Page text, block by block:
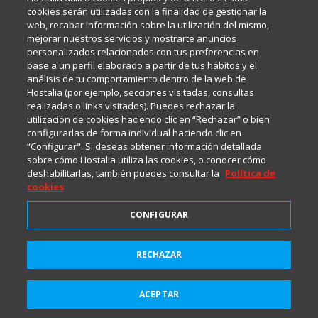
para mantenerte a la última
Suscribirme
Internet y Tecnología.
Política de privacidad
Política de cookies
Aviso legal
2001-2026 © Copyright
Todos los Derechos Reservados
cookies serán utilizadas con la finalidad de gestionar la
web, recabar información sobre la utilización del mismo,
mejorar nuestros servicios y mostrarte anuncios
personalizados relacionados con tus preferencias en
base a un perfil elaborado a partir de tus hábitos y el
análisis de tu comportamiento dentro de la web de
Hostalia (por ejemplo, secciones visitadas, consultas
realizadas o links visitados). Puedes rechazar la
utilización de cookies haciendo clic en “Rechazar” o bien
configurarlas de forma individual haciendo clic en
“Configurar". Si deseas obtener información detallada
sobre cómo Hostalia utiliza las cookies, o conocer cómo
deshabilitarlas, también puedes consultar la Política de
cookies
CONFIGURAR
RECHAZAR
ACEPTAR